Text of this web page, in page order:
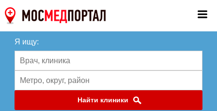
Я ищу:
Найти клиники